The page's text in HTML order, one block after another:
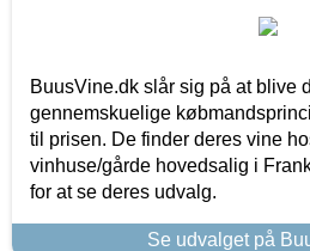
BuusVine.dk slår sig på at blive
gennemskuelige
til prisen. De finder deres vine
vinhuse/gårde hovedsalig i
for at se deres udvalg.
Se udvalget på